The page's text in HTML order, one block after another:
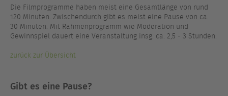
Die Filmprogramme haben meist eine Gesamtlänge von rund
120 Minuten. Zwischendurch gibt es meist eine Pause von ca.
30 Minuten. Mit Rahmenprogramm wie Moderation und
Gewinnspiel dauert eine Veranstaltung insg. ca. 2,5 - 3 Stunden.
zurück zur Übersicht
Gibt es eine Pause?